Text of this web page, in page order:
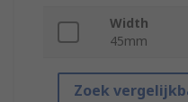
Width
45mm
Zoek